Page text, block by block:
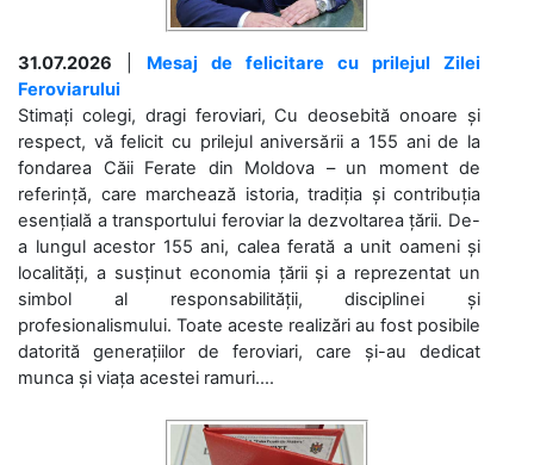
31.07.2026
Mesaj de felicitare cu prilejul Zilei
Feroviarului
Stimați colegi, dragi feroviari, Cu deosebită onoare și
respect, vă felicit cu prilejul aniversării a 155 ani de la
fondarea Căii Ferate din Moldova – un moment de
referință, care marchează istoria, tradiția și contribuția
esențială a transportului feroviar la dezvoltarea țării. De-
a lungul acestor 155 ani, calea ferată a unit oameni și
localități, a susținut economia țării și a reprezentat un
simbol al responsabilității, disciplinei și
profesionalismului. Toate aceste realizări au fost posibile
datorită generațiilor de feroviari, care și-au dedicat
munca și viața acestei ramuri....